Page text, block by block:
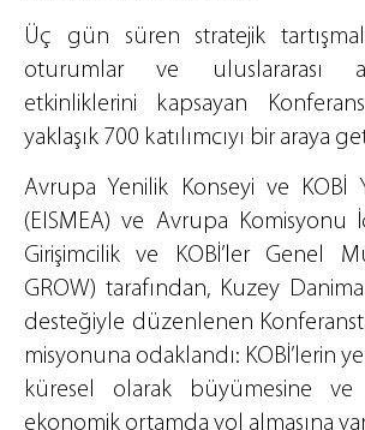
Üç gün süren stratejik
oturumlar ve uluslararası
etkinliklerini kapsayan
yaklaşık 700 katılımcıyı bir araya
Avrupa Yenilik Konseyi ve KOBİ
(EISMEA) ve Avrupa Komisyonu
Girişimcilik ve KOBİ’ler Genel
GROW) tarafından, Kuzey
desteğiyle düzenlenen
misyonuna odaklandı: KOBİ’lerin
küresel olarak büyümesine ve
ekonomik ortamda yol almasına